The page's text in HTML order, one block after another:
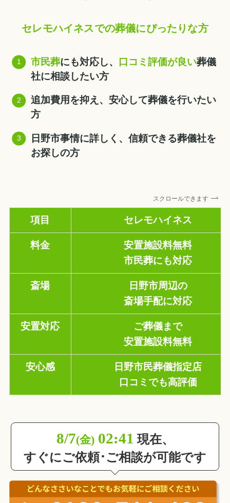
セレモハイネスでの葬儀にぴったりな方
市民葬にも対応し、 口コミ評価が良い葬儀
社に相談したい方
追加費用を抑え、安心して葬儀を行いたい
方
日野市事情に詳しく、信頼できる葬儀社を
お探しの方
スクロールできます
項目 セレモハイネス
料金
安置施設料無料
市民葬にも対応
斎場
日野市周辺の
斎場手配に対応
安置対応
ご葬儀まで
安置施設料無料
安心感
日野市民葬儀指定店
口コミでも高評価
8/7(金)02:41 現在、
すぐにご依頼･ご相談が可能です